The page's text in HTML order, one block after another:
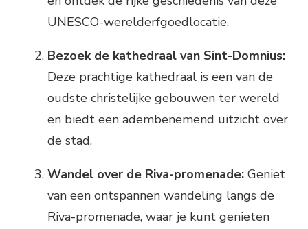
UNESCO-werelderfgoedlocatie.
Bezoek de kathedraal van Sint-Domnius:
Deze prachtige kathedraal is een van de
oudste christelijke gebouwen ter wereld
en biedt een adembenemend uitzicht over
de stad.
Wandel over de Riva-promenade: Geniet
van een ontspannen wandeling langs de
Riva-promenade, waar je kunt genieten